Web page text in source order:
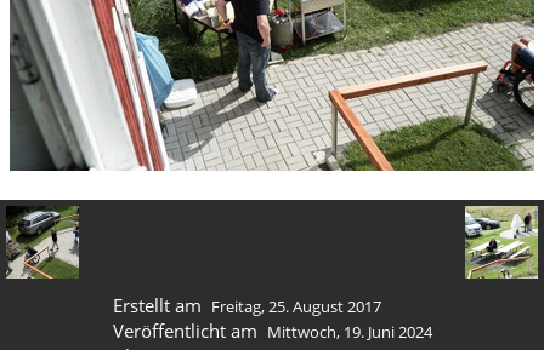
Erstellt am Freitag, 25. August 2017
Veröffentlicht am Mittwoch, 19. Juni 2024